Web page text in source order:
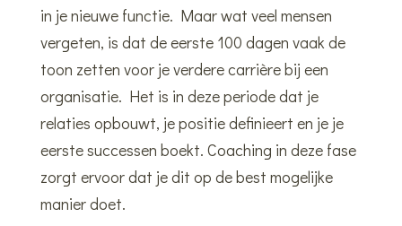
in je nieuwe functie. Maar wat veel mensen
vergeten, is dat de eerste 100 dagen vaak de
toon zetten voor je verdere carrière bij een
organisatie. Het is in deze periode dat je
relaties opbouwt, je positie definieert en je je
eerste successen boekt. Coaching in deze fase
zorgt ervoor dat je dit op de best mogelijke
manier doet.